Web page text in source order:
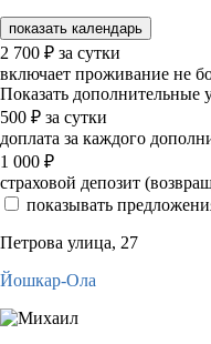
показать календарь
2 700 ₽ за сутки
включает проживание не
Показать дополнительные
500 ₽ за сутки
доплата за каждого
1 000 ₽
страховой депозит
показывать
Петрова улица, 27
Йошкар-Ола